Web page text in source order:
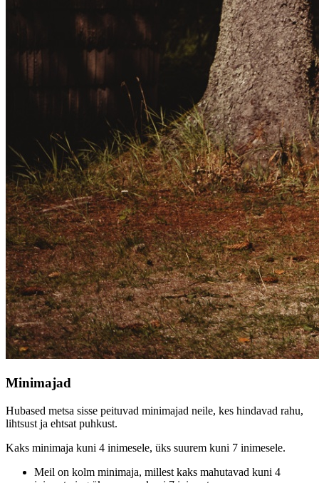
Minimajad
Hubased metsa sisse peituvad minimajad neile, kes hindavad rahu,
lihtsust ja ehtsat puhkust.
Kaks minimaja kuni 4 inimesele, üks suurem kuni 7 inimesele.
Meil on kolm minimaja, millest kaks mahutavad kuni 4